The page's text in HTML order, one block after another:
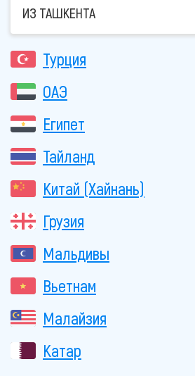
ИЗ ТАШКЕНТА
Турция
ОАЭ
Египет
Тайланд
Китай (Хайнань)
Грузия
Мальдивы
Вьетнам
Малайзия
Катар